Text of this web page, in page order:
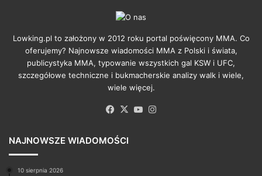
Lowking.pl to założony w 2012 roku portal poświęcony MMA. Co
oferujemy? Najnowsze wiadomości MMA z Polski i świata,
publicystyka MMA, typowanie wszystkich gal KSW i UFC,
szczegółowe techniczne i bukmacherskie analizy walk i wiele,
wiele więcej.
Facebook
X YouTube
NAJNOWSZE WIADOMOŚCI
10 sierpnia 2026